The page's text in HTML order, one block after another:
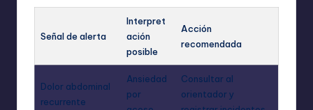
Señal de alerta
Interpret
ación
posible
Acción
recomendada
Dolor abdominal
recurrente
Ansiedad
por
Consultar al
orientador y